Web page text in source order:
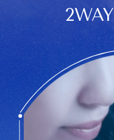
2WAY